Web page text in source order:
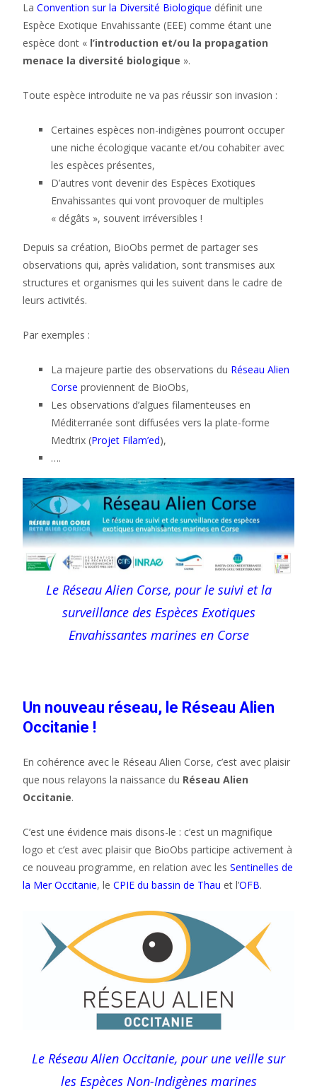
La Convention sur la Diversité Biologique définit une
Espèce Exotique Envahissante (EEE) comme étant une
espèce dont « l’introduction et/ou la propagation
menace la diversité biologique ».
Toute espèce introduite ne va pas réussir son invasion :
Certaines espèces non-indigènes pourront occuper
une niche écologique vacante et/ou cohabiter avec
les espèces présentes,
D’autres vont devenir des Espèces Exotiques
Envahissantes qui vont provoquer de multiples
« dégâts », souvent irréversibles !
Depuis sa création, BioObs permet de partager ses
observations qui, après validation, sont transmises aux
structures et organismes qui les suivent dans le cadre de
leurs activités.
Par exemples :
La majeure partie des observations du Réseau Alien
Corse proviennent de BioObs,
Les observations d’algues filamenteuses en
Méditerranée sont diffusées vers la plate-forme
Medtrix (Projet Filam’ed),
….
Le Réseau Alien Corse, pour le suivi et la
surveillance des Espèces Exotiques
Envahissantes marines en Corse
Un nouveau réseau, le Réseau Alien
Occitanie !
En cohérence avec le Réseau Alien Corse, c’est avec plaisir
que nous relayons la naissance du Réseau Alien
Occitanie.
C’est une évidence mais disons-le : c’est un magnifique
logo et c’est avec plaisir que BioObs participe activement à
ce nouveau programme, en relation avec les Sentinelles de
la Mer Occitanie, le CPIE du bassin de Thau et l’OFB.
Le Réseau Alien Occitanie, pour une veille sur
les Espèces Non-Indigènes marines